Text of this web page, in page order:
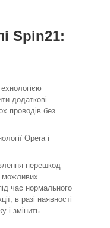
Spin21:
додаткові
проводів без
Opera і
перешкод
можливих
час нормального
в разі наявності
і змінить